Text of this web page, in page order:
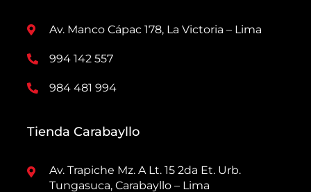
Av. Manco Cápac 178, La Victoria – Lima
994 142 557
984 481 994
Tienda Carabayllo
Av. Trapiche Mz. A Lt. 15 2da Et. Urb.
Tungasuca, Carabayllo – Lima